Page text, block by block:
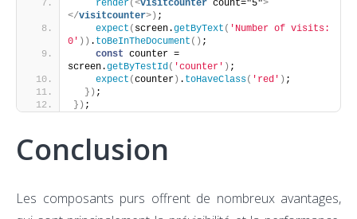
render(<visitcounter count="5">
</visitcounter> ) ;
expect ( screen.getByText ( 'Number of visits:
0' ) ) . toBeInTheDocument ( ) ;
const counter =
screen.getByTestId( 'counter' ) ;
expect (counter ) . toHaveClass( 'red' ) ;
} ) ;
} ) ;
Conclusion
Les composants purs offrent de nombreux avantages,